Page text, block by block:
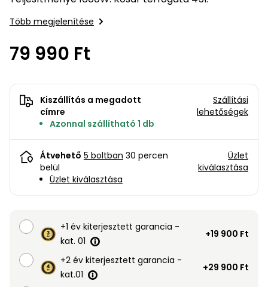
Rönkaprító,
Grillek
Lombfúvó-
szívó
Szállítókocsi
Szórókocsi,
kézi szóró
Öntözéstechnika
Kompresszorok
szállítóeszközök
Mérőműszerek
Munkaasztalok
Porszívók
Úttakarító
gépek
Ventillátorok,
légkondícionálók
Infraszaunák
Több megjelenítése
79 990 Ft
Kiszállítás a megadott
címre
Azonnal szállítható 1 db
Szállítási
lehetőségek
Átvehető 5 boltban 30 percen
belül
Üzlet kiválasztása
Üzlet
kiválasztása
+1 év kiterjesztett garancia -
kat. 01
+19 900 Ft
+2 év kiterjesztett garancia -
kat.01
+29 900 Ft